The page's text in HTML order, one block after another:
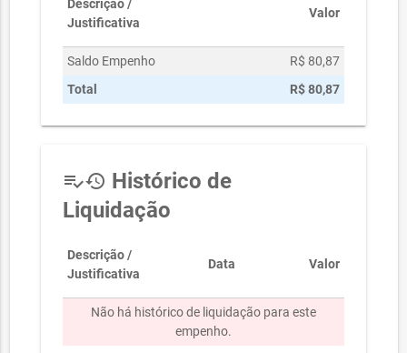
Descrição /
Justificativa
Valor
Saldo Empenho
R$ 80,87
Total
R$ 80,87
playlist_add_checkhistory Histórico de
Liquidação
Descrição /
Justificativa
Data Valor
Não há histórico de liquidação para este
empenho.